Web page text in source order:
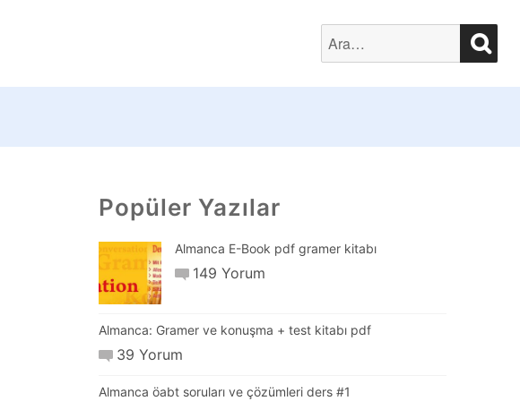
for:
Popüler Yazılar
Almanca E-Book pdf gramer kitabı
149 Yorum
Almanca: Gramer ve konuşma + test kitabı pdf
39 Yorum
Almanca öabt soruları ve çözümleri ders #1